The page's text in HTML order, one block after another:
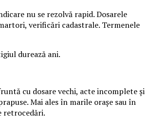
nu se rezolvă rapid. Dosarele
verificări cadastrale. Termenele
durează ani.
cu dosare vechi, acte incomplete și
Mai ales în marile orașe sau în
retrocedări.